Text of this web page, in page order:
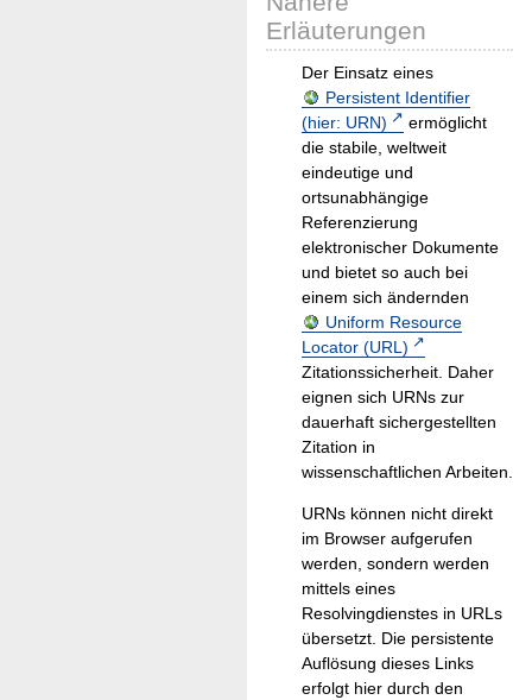
Erläuterungen
Der Einsatz eines
Persistent Identifier
(hier: URN)
ermöglicht
die stabile, weltweit
eindeutige und
ortsunabhängige
Referenzierung
elektronischer Dokumente
und bietet so auch bei
einem sich ändernden
Uniform Resource
Locator (URL)
Zitationssicherheit. Daher
eignen sich URNs zur
dauerhaft sichergestellten
Zitation in
wissenschaftlichen Arbeiten.
URNs können nicht direkt
im Browser aufgerufen
werden, sondern werden
mittels eines
Resolvingdienstes in URLs
übersetzt. Die persistente
Auflösung dieses Links
erfolgt hier durch den